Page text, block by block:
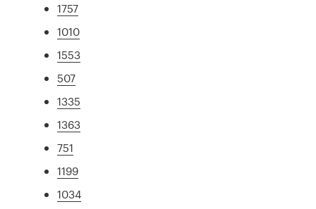
1757
1010
1553
507
1335
1363
751
1199
1034